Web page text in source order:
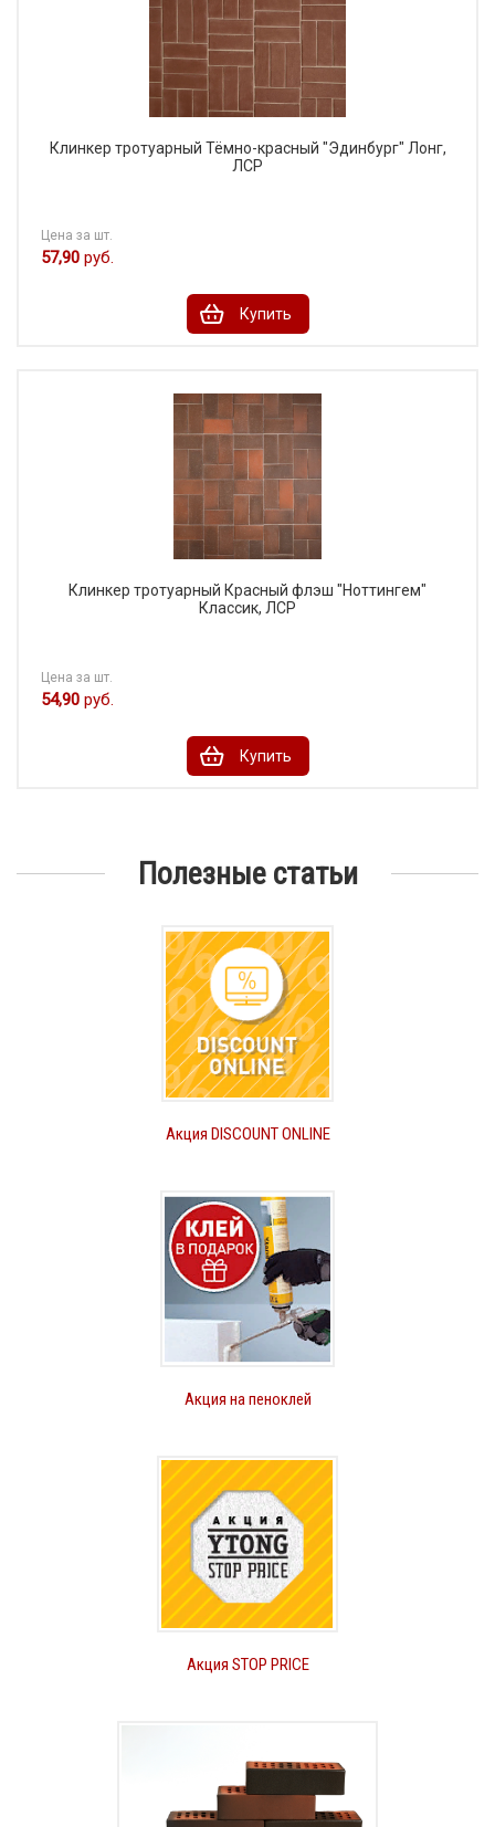
Клинкер тротуарный Тёмно-красный "Эдинбург" Лонг,
ЛСР
Цена за шт.
57,90 руб.
Купить
Клинкер тротуарный Красный флэш "Ноттингем"
Классик, ЛСР
Цена за шт.
54,90 руб.
Купить
Полезные статьи
Акция DISCOUNT ONLINE
Акция на пеноклей
Акция STOP PRICE